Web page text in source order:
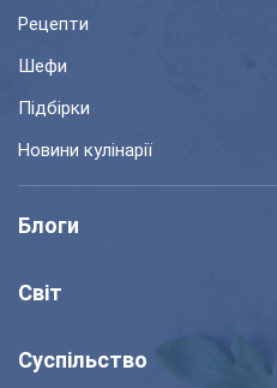
Рецепти
Шефи
Підбірки
Новини кулінарії
Блоги
Світ
Суспільство